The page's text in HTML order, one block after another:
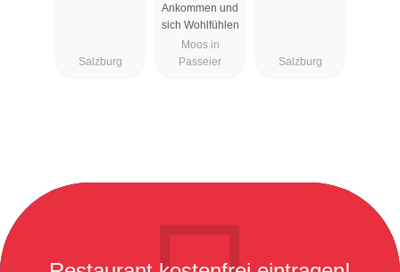
Salzburg
Ankommen und
sich Wohlfühlen
Moos in
Passeier
Salzburg